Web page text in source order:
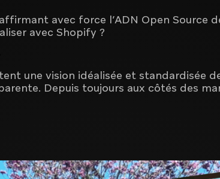
avec force l’ADN Open Source
avec Shopify ?
une vision idéalisée et standardisée
Depuis toujours aux côtés des